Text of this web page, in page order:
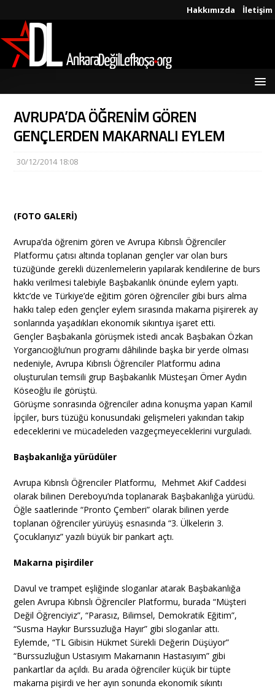
Hakkımızda İletişim
AVRUPA’DA ÖĞRENİM GÖREN
GENÇLERDEN MAKARNALI EYLEM
30/12/2014 18:08
(FOTO GALERİ)
Avrupa’da öğrenim gören ve Avrupa Kıbrıslı Öğrenciler
Platformu çatısı altında toplanan gençler var olan burs
tüzüğünde gerekli düzenlemelerin yapılarak kendilerine de burs
hakkı verilmesi talebiyle Başbakanlık önünde eylem yaptı.
kktc’de ve Türkiye’de eğitim gören öğrenciler gibi burs alma
hakkı talep eden gençler eylem sırasında makarna pişirerek ay
sonlarında yaşadıkları ekonomik sıkıntıya işaret etti.
Gençler Başbakanla görüşmek istedi ancak Başbakan Özkan
Yorgancıoğlu’nun programı dâhilinde başka bir yerde olması
nedeniyle, Avrupa Kıbrıslı Öğrenciler Platformu adına
oluşturulan temsili grup Başbakanlık Müsteşarı Ömer Aydın
Köseoğlu ile görüştü.
Görüşme sonrasında öğrenciler adına konuşma yapan Kamil
İpçiler, burs tüzüğü konusundaki gelişmeleri yakından takip
edeceklerini ve mücadeleden vazgeçmeyeceklerini vurguladı.
Başbakanlığa yürüdüler
Avrupa Kıbrıslı Öğrenciler Platformu, Mehmet Akif Caddesi
olarak bilinen Dereboyu’nda toplanarak Başbakanlığa yürüdü.
Öğle saatlerinde “Pronto Çemberi” olarak bilinen yerde
toplanan öğrenciler yürüyüş esnasında “3. Ülkelerin 3.
Çocuklarıyız” yazılı büyük bir pankart açtı.
Makarna pişirdiler
Davul ve trampet eşliğinde sloganlar atarak Başbakanlığa
gelen Avrupa Kıbrıslı Öğrenciler Platformu, burada “Müşteri
Değil Öğrenciyiz”, “Parasız, Bilimsel, Demokratik Eğitim”,
“Susma Haykır Burssuzluğa Hayır” gibi sloganlar attı.
Eylemde, “TL Gibisin Hükmet Sürekli Değerin Düşüyor”
“Burssuzluğun Ustasıyım Makarnanın Hastasıyım” gibi
pankartlar da açıldı. Bu arada öğrenciler küçük bir tüpte
makarna pişirdi ve her ayın sonunda ekonomik sıkıntı